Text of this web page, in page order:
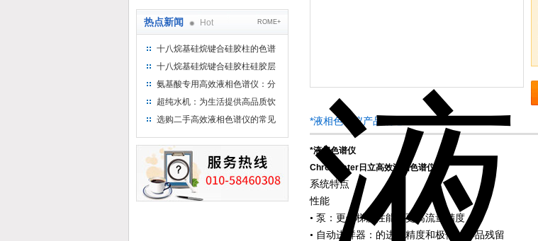
热点新闻 Hot ROME+
十八烷基硅烷键合硅胶柱的色谱
方法浅述
十八烷基硅烷键合硅胶柱硅胶层
析时如何装柱
氨基酸专用高效液相色谱仪：分
析氨基酸的仪器
超纯水机：为生活提供高品质饮
用水
选购二手高效液相色谱仪的常见
*液相色谱仪产品概述：
*液相色谱仪
Chromaster日立高效液相色谱仪
系统特点
性能
• 泵：更优梯度性能和更高流量精度
• 自动进样器：的进样精度和极低的样品残留